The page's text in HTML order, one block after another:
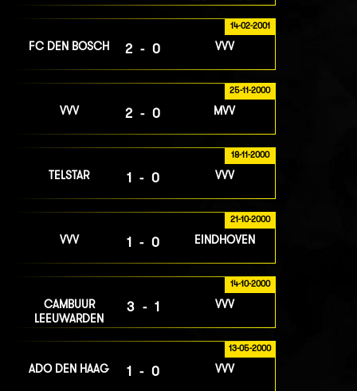
14-02-2001
FC DEN BOSCH 2-0 VVV
25-11-2000
VVV 2-0 MVV
18-11-2000
TELSTAR 1-0 VVV
21-10-2000
VVV 1-0 EINDHOVEN
14-10-2000
CAMBUUR
LEEUWARDEN
3-1 VVV
13-05-2000
ADO DEN HAAG 1-0 VVV